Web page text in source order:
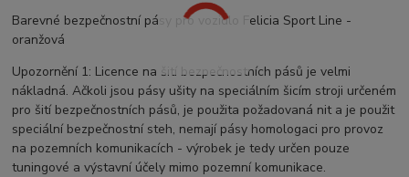
Barevné bezpečnostní pásy pro vozidlo Felicia Sport Line -
oranžová
Upozornění 1: Licence na šití bezpečnostních pásů je velmi
nákladná. Ačkoli jsou pásy ušity na speciálním šicím stroji určeném
pro šití bezpečnostních pásů, je použita požadovaná nit a je použit
speciální bezpečnostní steh, nemají pásy homologaci pro provoz
na pozemních komunikacích - výrobek je tedy určen pouze
tuningové a výstavní účely mimo pozemní komunikace.